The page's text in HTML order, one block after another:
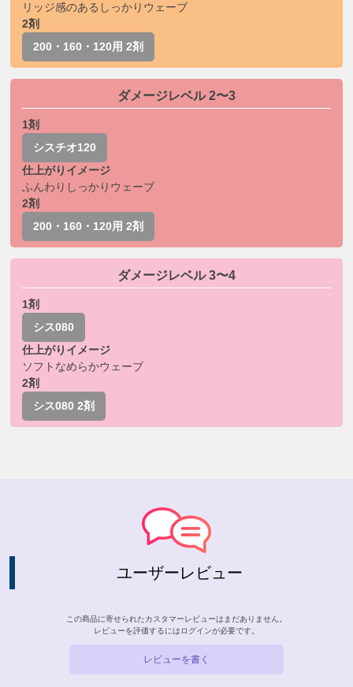
リッジ感のあるしっかりウェーブ
2剤
200・160・120用 2剤
ダメージレベル 2〜3
1剤
シスチオ120
仕上がりイメージ
ふんわりしっかりウェーブ
2剤
200・160・120用 2剤
ダメージレベル 3〜4
1剤
シス080
仕上がりイメージ
ソフトなめらかウェーブ
2剤
シス080 2剤
ユーザーレビュー
この商品に寄せられたカスタマーレビューはまだありません。
レビューを評価するには ログインが必要です。
レビューを書く